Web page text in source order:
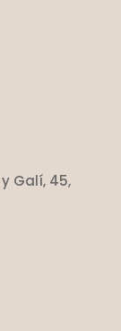
Galí, 45,